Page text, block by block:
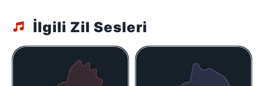
İlgili Zil Sesleri